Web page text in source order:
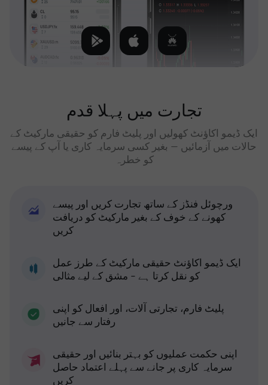
تجارت میں پہلا قدم
ایک ڈیمو اکاؤنٹ کھولیں اور پلیٹ فارم کو حقیقی مارکیٹ کے
حالات میں آزمائیں — بغیر کسی سرمایہ کاری یا آپ کے پیسے
کو خطرہ
ورچوئل فنڈز کے ساتھ تجارت کریں اور پیسے
کھونے کے خوف کے بغیر مارکیٹ کو دریافت
کریں
ایک ڈیمو اکاؤنٹ حقیقی مارکیٹ کے طرز عمل
کو نقل کرتا ہے - مشق کے لیے مثالی
پلیٹ فارم، تجارتی آلات، اور افعال کو اپنی
رفتار سے جانیں
اپنی حکمت عملیوں کو بہتر بنائیں اور حقیقی
سرمایہ کاری پر جانے سے پہلے اعتماد حاصل
کریں